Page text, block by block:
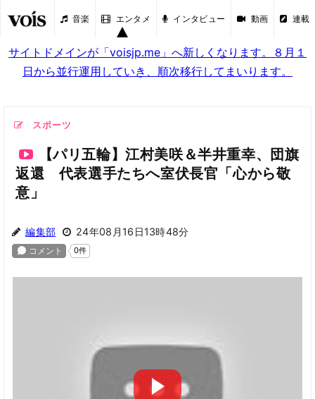
音楽 エンタメ インタビュー 動画 連載
サイトドメインが「voisjp.me」へ新しくなります。８月１
日から並行運用していき、順次移行してまいります。
スポーツ
【パリ五輪】江村美咲＆半井重幸、団旗
返還 代表選手たちへ室伏長官「心から敬
意」
編集部 24年08月16日13時48分